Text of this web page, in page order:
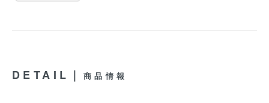
DETAIL｜ 商品情報